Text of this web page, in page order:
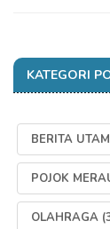
KATEGORI
BERITA
POJOK
OLAHRAGA